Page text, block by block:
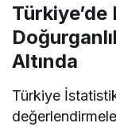
Türkiye’de
Altında
Türkiye